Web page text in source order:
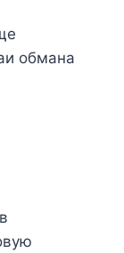
обмана